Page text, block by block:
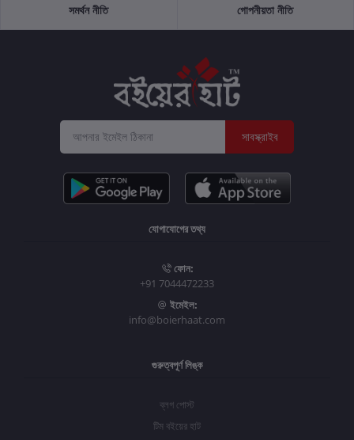
সমর্থন নীতি গোপনীয়তা নীতি
সাবস্ক্রাইব
যোগাযোগের তথ্য
ফোন:
+91 7044472233
ইমেইল:
info@boierhaat.com
গুরুত্বপূর্ণ লিঙ্ক
ব্লগ পোস্ট
টিম বইয়ের হাট